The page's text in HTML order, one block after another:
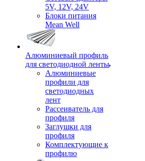
5V, 12V, 24V
Блоки питания
Mean Well
Алюминиевый профиль
для светодиодной ленты
Алюминиевые
профили для
светодиодных
лент
Рассеиватель для
профиля
Заглушки для
профиля
Комплектующие к
профилю